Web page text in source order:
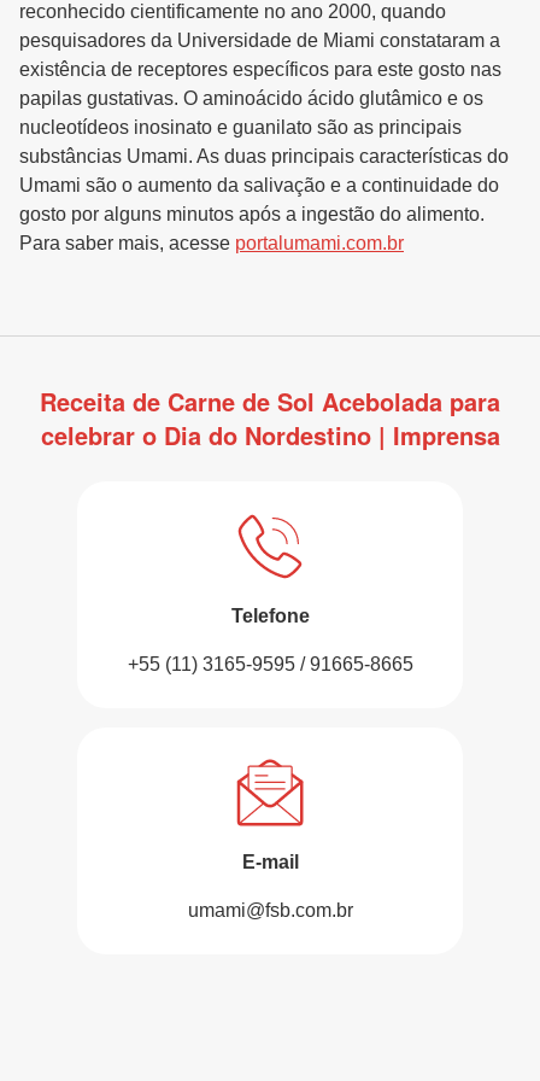
reconhecido cientificamente no ano 2000, quando
pesquisadores da Universidade de Miami constataram a
existência de receptores específicos para este gosto nas
papilas gustativas. O aminoácido ácido glutâmico e os
nucleotídeos inosinato e guanilato são as principais
substâncias Umami. As duas principais características do
Umami são o aumento da salivação e a continuidade do
gosto por alguns minutos após a ingestão do alimento.
Para saber mais, acesse portalumami.com.br
Receita de Carne de Sol Acebolada para
celebrar o Dia do Nordestino | Imprensa
Telefone
+55 (11) 3165-9595 / 91665-8665
E-mail
umami@fsb.com.br